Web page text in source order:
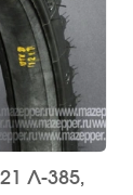
Л-385,